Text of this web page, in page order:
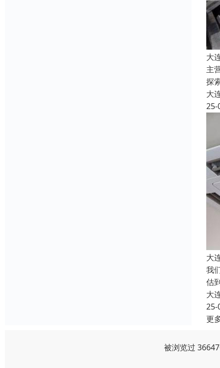
大
主
探
大
25-
大
我
估
大
25-
更
被浏览过